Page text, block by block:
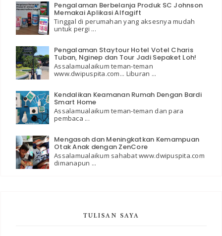
Pengalaman Berbelanja Produk SC Johnson
Memakai Aplikasi Alfagift
Tinggal di perumahan yang aksesnya mudah
untuk pergi ...
Pengalaman Staytour Hotel Votel Charis
Tuban, Nginep dan Tour Jadi Sepaket Loh!
Assalamualaikum teman-teman
www.dwipuspita.com... Liburan ...
Kendalikan Keamanan Rumah Dengan Bardi
Smart Home
Assalamualaikum teman-teman dan para
pembaca ...
Mengasah dan Meningkatkan Kemampuan
Otak Anak dengan ZenCore
Assalamualaikum sahabat www.dwipuspita.com
dimanapun ...
TULISAN SAYA